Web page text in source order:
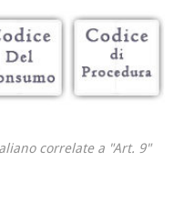
correlate a "Art. 9"